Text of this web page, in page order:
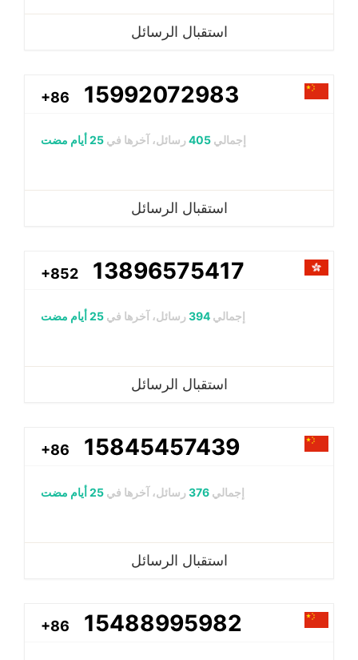
استقبال الرسائل
+86 15992072983
إجمالي 405 رسائل، آخرها في 25 أيام مضت
استقبال الرسائل
+852 13896575417
إجمالي 394 رسائل، آخرها في 25 أيام مضت
استقبال الرسائل
+86 15845457439
إجمالي 376 رسائل، آخرها في 25 أيام مضت
استقبال الرسائل
+86 15488995982